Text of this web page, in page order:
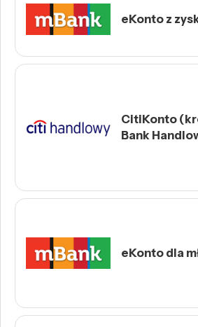
eKonto z
CitiKonto
Bank
eKonto dla